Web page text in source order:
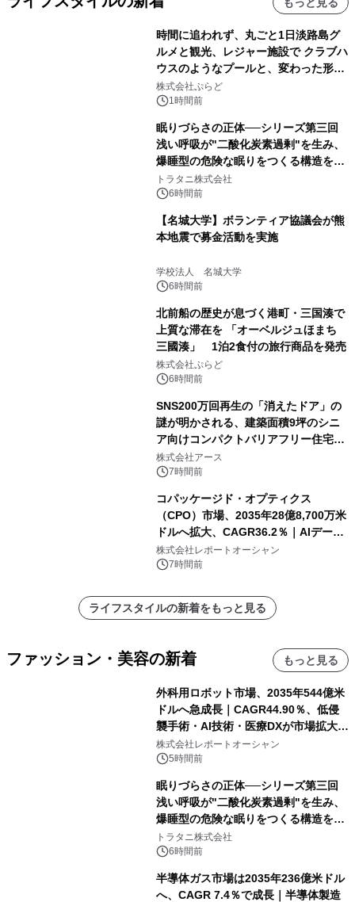
時間に追われず、丸ごと1日淡路島グ
ルメと観光、レジャー施設で クラブハ
ウスのようなプールと、変わった形の
サウナも 「THE BOXY AWAJI」のお
得な素泊まり連泊プランで
株式会社ぷらど
1時間前
眠りづらさの正体──シリーズ第三回
浅い呼吸が"二酸化炭素過剰"を生み、
爆睡型の危険な眠りをつくる構造を解
説
トラタニ株式会社
6時間前
【名城大学】ボランティア協議会が熊
本地震で募金活動を実施
学校法人 名城大学
6時間前
北前船の歴史が息づく港町・三国湊で
上質な滞在を 「オーベルジュほまち
三國湊」 1泊2食付の旅行商品を発売
株式会社ぷらど
6時間前
SNS200万回再生の「消えたドア」の
謎が明かされる、建築面積9坪のシニ
ア向けコンパクトバリアフリー住宅が
誕生
株式会社アース
7時間前
コパッケージド・オプティクス
（CPO）市場、2035年28億8,700万米
ドルへ拡大、CAGR36.2％｜AIデータ
センター・高速光通信需要が成長を加
速
株式会社レポートオーシャン
7時間前
ライフスタイルの新着をもっと見る
ファッション・美容の新着 もっと見る
外科用ロボット市場、2035年544億米
ドルへ急成長｜CAGR44.90％、低侵
襲手術・AI技術・医療DXが市場拡大を
牽引
株式会社レポートオーシャン
5時間前
眠りづらさの正体──シリーズ第三回
浅い呼吸が"二酸化炭素過剰"を生み、
爆睡型の危険な眠りをつくる構造を解
説
トラタニ株式会社
6時間前
半導体ガス市場は2035年236億米ドル
へ、CAGR 7.4％で成長｜半導体製造